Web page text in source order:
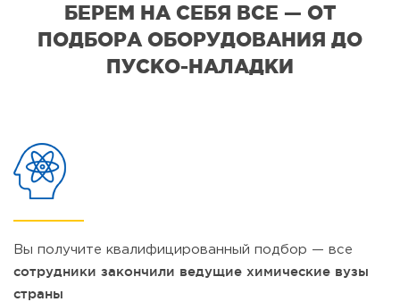
БЕРЕМ НА СЕБЯ ВСЕ — ОТ
ПОДБОРА ОБОРУДОВАНИЯ ДО
ПУСКО-НАЛАДКИ
Вы получите квалифицированный подбор — все
сотрудники закончили ведущие химические вузы
страны